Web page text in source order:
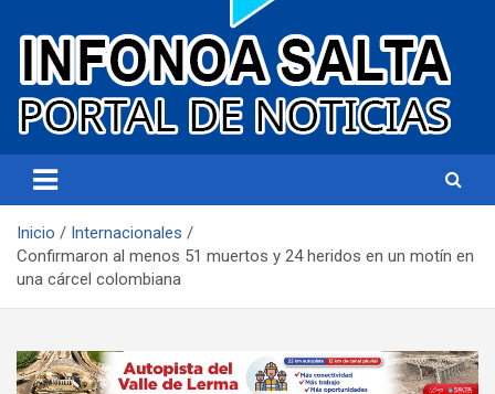
Infonoa Salta
Inicio
Internacionales
Confirmaron al menos 51 muertos y 24 heridos en un motín en
una cárcel colombiana